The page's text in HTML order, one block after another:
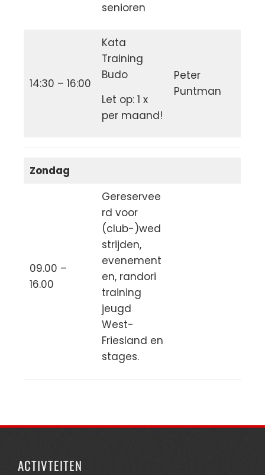
senioren
14:30 – 16:00
Kata
Training
Budo
Let op: 1 x
per maand!
Peter
Puntman
Zondag
09.00 –
16.00
Gereservee
rd voor
(club-)wed
strijden,
evenement
en, randori
training
jeugd
West-
Friesland en
stages.
ACTIVTEITEN